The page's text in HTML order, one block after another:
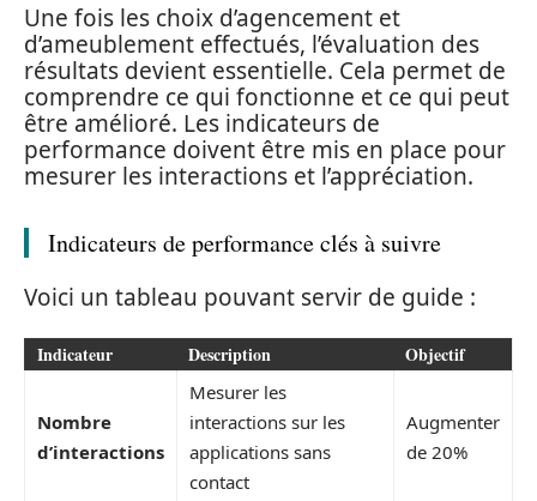
Une fois les choix d’agencement et
d’ameublement effectués, l’évaluation des
résultats devient essentielle. Cela permet de
comprendre ce qui fonctionne et ce qui peut
être amélioré. Les indicateurs de
performance doivent être mis en place pour
mesurer les interactions et l’appréciation.
Indicateurs de performance clés à suivre
Voici un tableau pouvant servir de guide :
Indicateur Description Objectif
Nombre
d’interactions
Mesurer les
interactions sur les
applications sans
contact
Augmenter
de 20%